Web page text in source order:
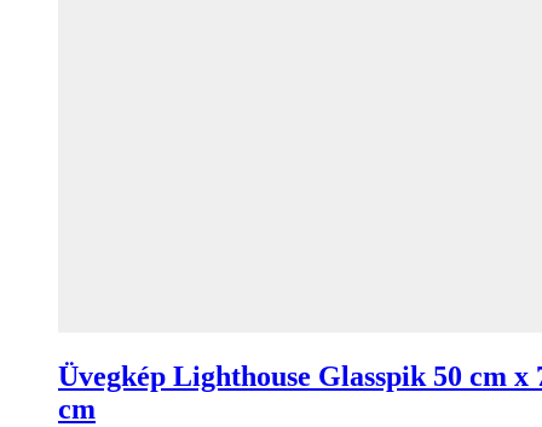
Üvegkép Lighthouse Glasspik 50 cm x
cm